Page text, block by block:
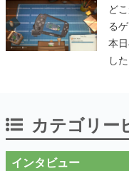
ど
る
本
し
カテゴリー
インタビュー